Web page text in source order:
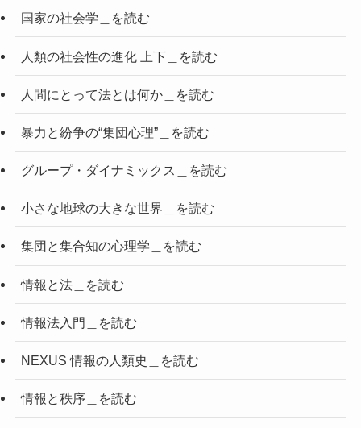
国家の社会学＿を読む
人類の社会性の進化 上下＿を読む
人間にとって法とは何か＿を読む
暴力と紛争の“集団心理”＿を読む
グループ・ダイナミックス＿を読む
小さな地球の大きな世界＿を読む
集団と集合知の心理学＿を読む
情報と法＿を読む
情報法入門＿を読む
NEXUS 情報の人類史＿を読む
情報と秩序＿を読む